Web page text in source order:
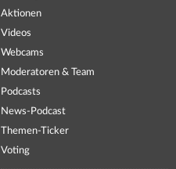
Aktionen
Videos
Webcams
Moderatoren & Team
Podcasts
News-Podcast
Themen-Ticker
Voting